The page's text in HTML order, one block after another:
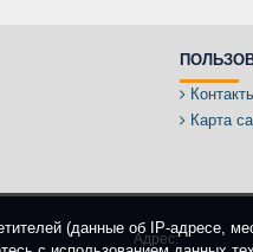
Карта
Адрес:
(данные об IP-адресе,